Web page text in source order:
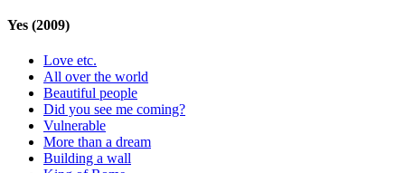
Yes (2009)
Love etc.
All over the world
Beautiful people
Did you see me coming?
Vulnerable
More than a dream
Building a wall